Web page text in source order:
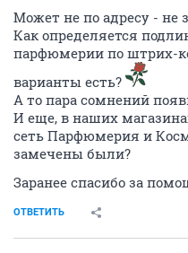
Может не по адресу - не
Как определяется
парфюмерии по штрих-
варианты есть?
А то пара сомнений
И еще, в наших
сеть Парфюмерия и
замечены были?
Заранее спасибо за
ОТВЕТИТЬ